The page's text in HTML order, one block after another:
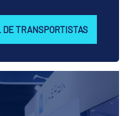
TRANSPORTISTAS